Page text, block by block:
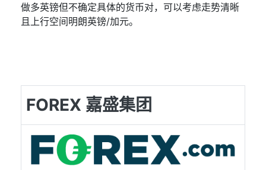
做多英镑但不确定具体的货币对，可以考虑走势清晰
且上行空间明朗英镑/加元。
FOREX 嘉盛集团